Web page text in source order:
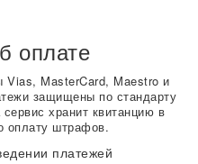
оплате
Vias, MasterCard, Maestro и
защищены по стандарту
хранит квитанцию в
оплату штрафов.
платежей